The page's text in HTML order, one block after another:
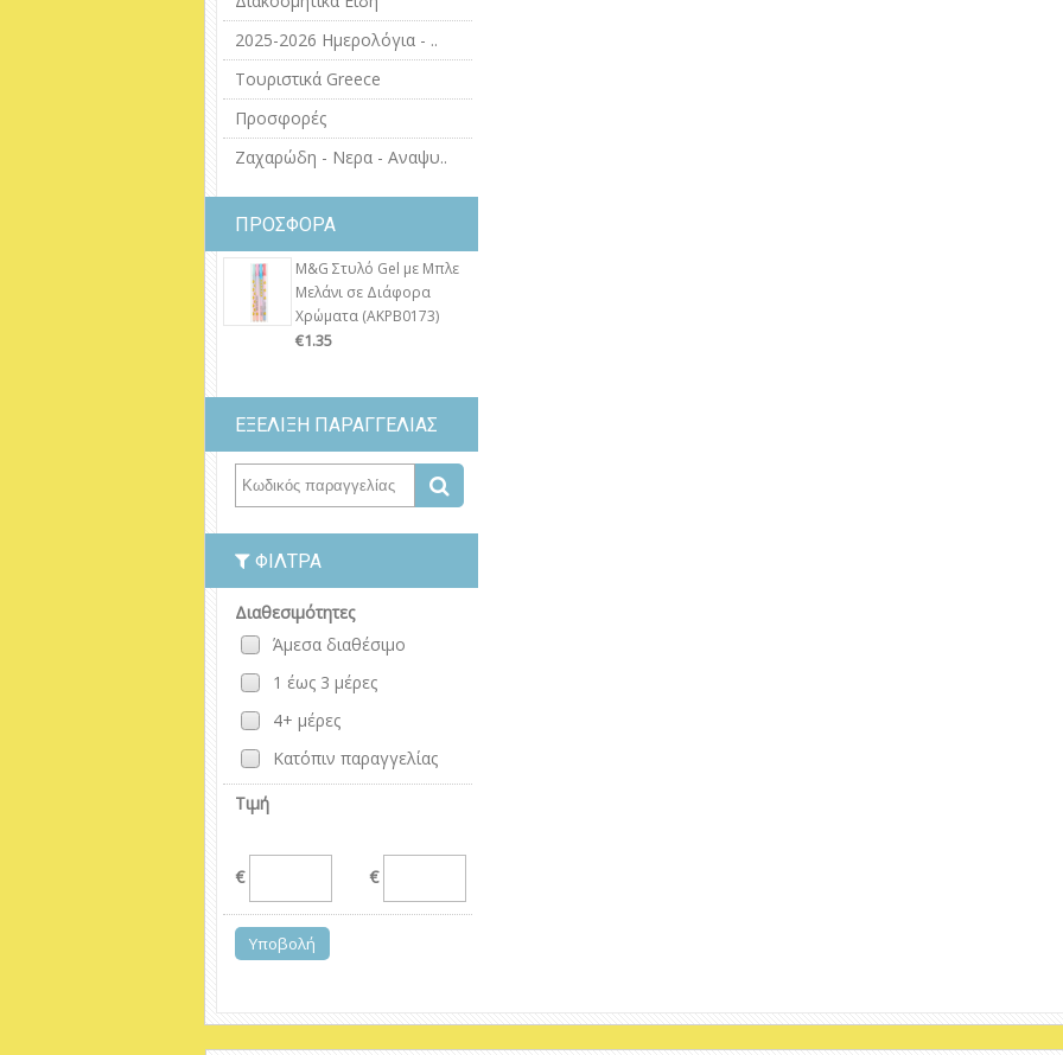
2025-2026 Ημερολόγια - ..
Τουριστικά Greece
Προσφορές
Ζαχαρώδη - Νερα - Αναψυ..
ΠΡΟΣΦΟΡΑ
M&G Στυλό Gel με Μπλε
Μελάνι σε Διάφορα
Χρώματα (AKPB0173)
€1.35
ΕΞΕΛΙΞΗ ΠΑΡΑΓΓΕΛΙΑΣ
ΦΊΛΤΡΑ
Διαθεσιμότητες
Άμεσα διαθέσιμο
1 έως 3 μέρες
4+ μέρες
Κατόπιν παραγγελίας
Τιμή
€ €